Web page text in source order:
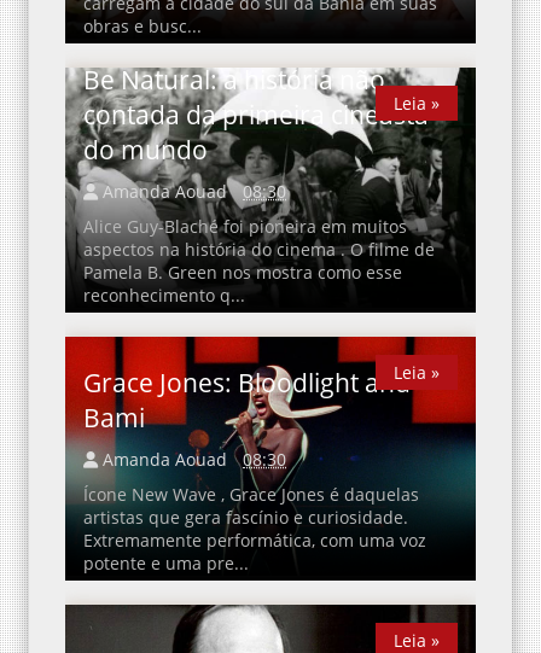
obras e busc...
Be Natural: a história não
contada da primeira cineasta
do mundo
Amanda Aouad
08:30
Alice Guy-Blaché foi pioneira em muitos
aspectos na história do cinema . O filme de
Pamela B. Green nos mostra como esse
reconhecimento q...
Leia »
Leia »
Grace Jones: Bloodlight and
Bami
Amanda Aouad
08:30
Ícone New Wave , Grace Jones é daquelas
artistas que gera fascínio e curiosidade.
Extremamente performática, com uma voz
potente e uma pre...
Leia »
Leia »
Leia »
Leia »